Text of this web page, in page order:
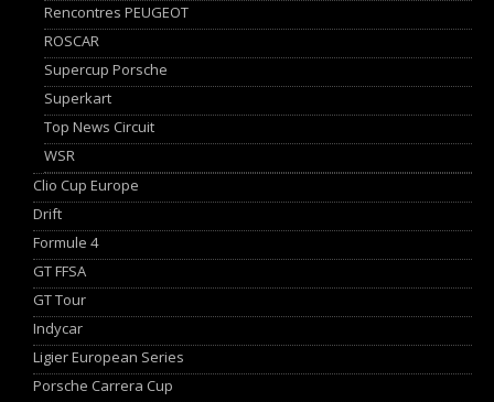
Rencontres PEUGEOT
ROSCAR
Supercup Porsche
Superkart
Top News Circuit
WSR
Clio Cup Europe
Drift
Formule 4
GT FFSA
GT Tour
Indycar
Ligier European Series
Porsche Carrera Cup